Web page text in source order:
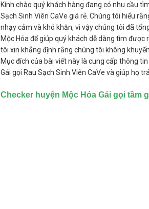
Kính chào quý khách hàng đang có nhu cầu
Sạch Sinh Viên CaVe giá rẻ. Chúng tôi hiểu
nhạy cảm và khó khăn, vì vậy chúng tôi đã
Mộc Hóa để giúp quý khách dễ dàng tìm
tôi xin khẳng định rằng chúng tôi không
Mục đích của bài viết này là cung cấp thông
Gái gọi Rau Sạch Sinh Viên CaVe và giúp họ
Checker huyện Mộc HóaGái gọi tầm